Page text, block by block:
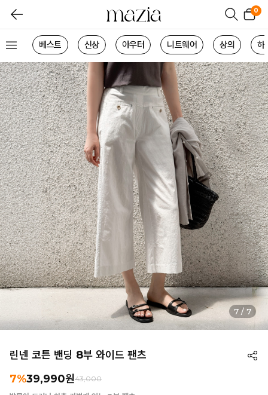
0
베스트 신상 아우터 니트웨어 상의 하
7 / 7
린넨 코튼 밴딩 8부 와이드 팬츠
7%39,990원43,000